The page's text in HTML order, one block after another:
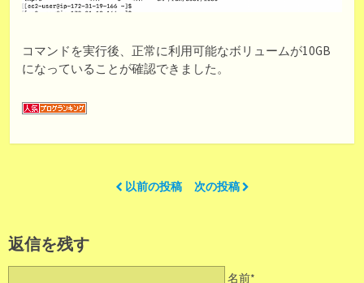
コマンドを実行後、正常に利用可能なボリュームが10GB
になっていることが確認できました。
以前の投稿 次の投稿
返信を残す
名前*